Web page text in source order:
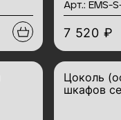
Арт.: EMS-
7 520 ₽
Цоколь
шкафов